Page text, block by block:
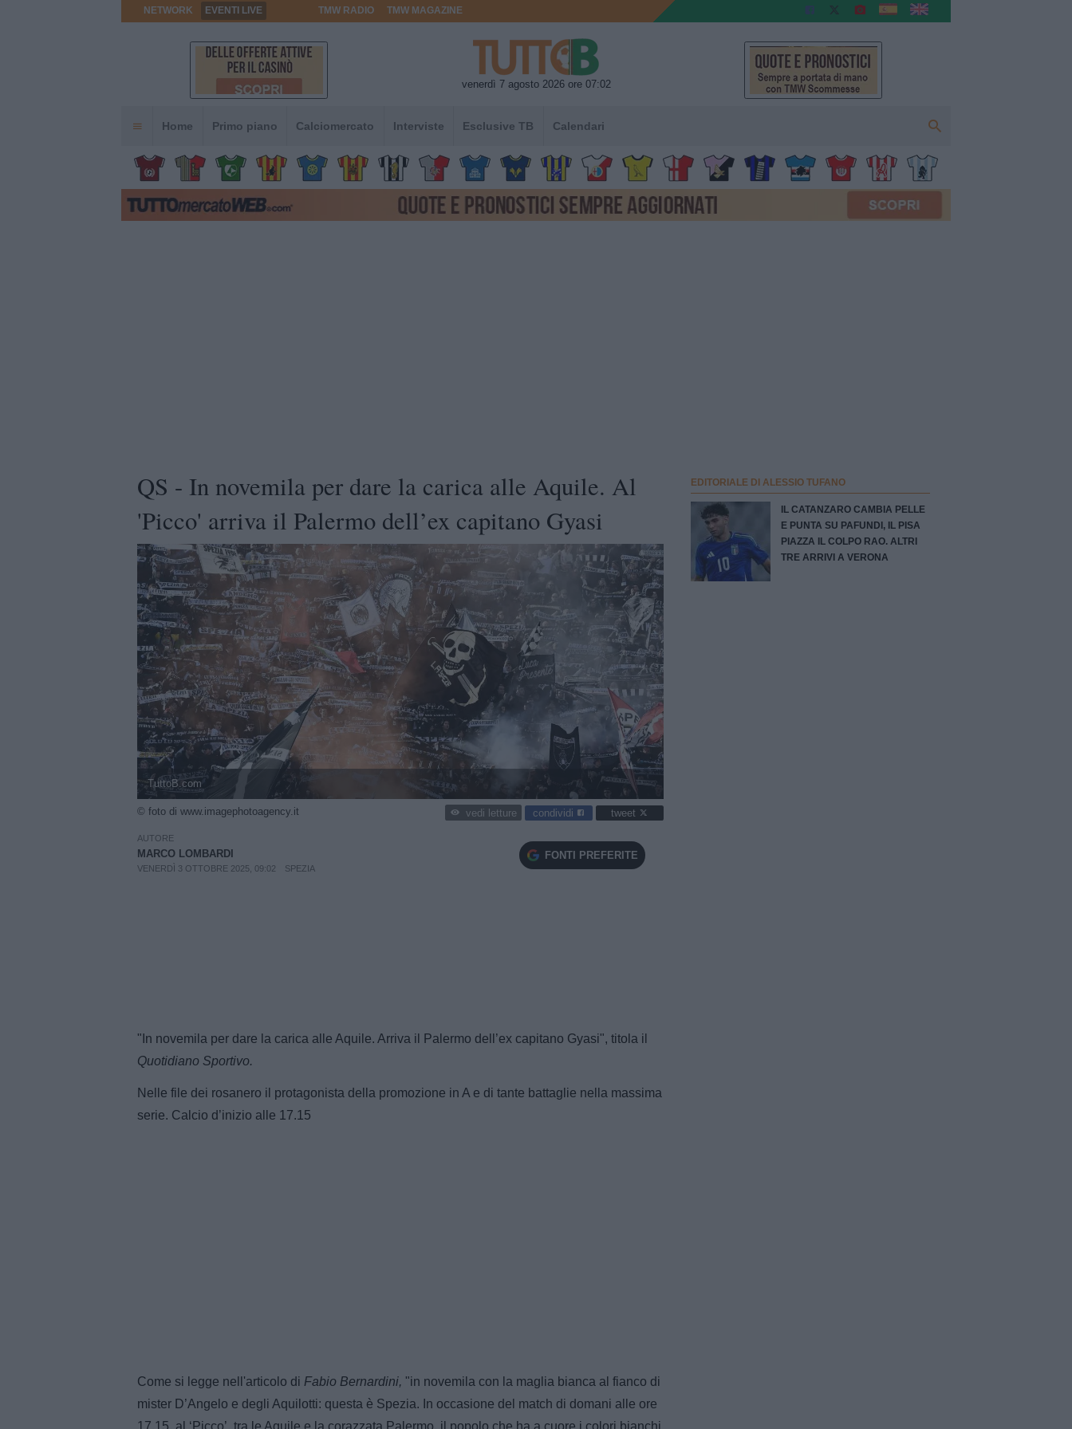
NETWORK EVENTI LIVE TMW RADIO TMW MAGAZINE
venerdì 7 agosto 2026 ore 07:02
Home Primo piano Calciomercato Interviste Esclusive TB Calendari
QS - In novemila per dare la carica alle Aquile. Al
'Picco' arriva il Palermo dell’ex capitano Gyasi
TuttoB.com
© foto di www.imagephotoagency.it vedi letture condividi tweet
AUTORE
MARCO LOMBARDI
VENERDÌ 3 OTTOBRE 2025, 09:02 SPEZIA
FONTI PREFERITE
"In novemila per dare la carica alle Aquile. Arriva il Palermo dell’ex capitano Gyasi", titola il
Quotidiano Sportivo.
Nelle file dei rosanero il protagonista della promozione in A e di tante battaglie nella massima
serie. Calcio d’inizio alle 17.15
Come si legge nell'articolo di Fabio Bernardini, "in novemila con la maglia bianca al fianco di
mister D’Angelo e degli Aquilotti: questa è Spezia. In occasione del match di domani alle ore
17,15, al ‘Picco’, tra le Aquile e la corazzata Palermo, il popolo che ha a cuore i colori bianchi
EDITORIALE DI ALESSIO TUFANO
IL CATANZARO CAMBIA PELLE
E PUNTA SU PAFUNDI, IL PISA
PIAZZA IL COLPO RAO. ALTRI
TRE ARRIVI A VERONA